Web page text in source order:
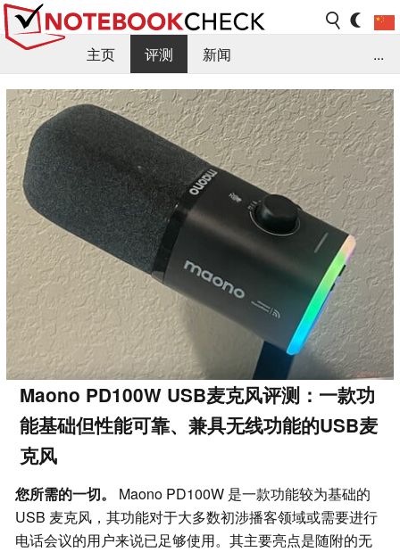
主页 评测
新闻
FAQ / 小提示/ 技术参数
资料库
...
Maono PD100W USB麦克风评测：一款功
能基础但性能可靠、兼具无线功能的USB麦
克风
您所需的一切。
Maono PD100W 是一款功能较为基础的
USB 麦克风，其功能对于大多数初涉播客领域或需要进行
电话会议的用户来说已足够使用。其主要亮点是随附的无